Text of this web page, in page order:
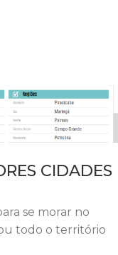
CIDADES
se morar no
todo o território